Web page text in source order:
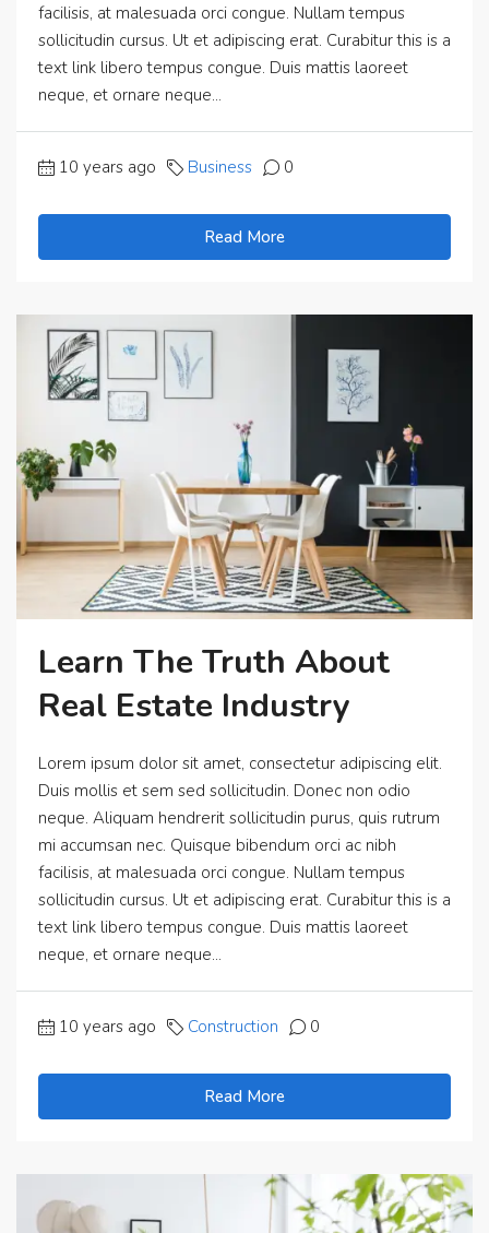
facilisis, at malesuada orci congue. Nullam tempus
sollicitudin cursus. Ut et adipiscing erat. Curabitur this is a
text link libero tempus congue. Duis mattis laoreet
neque, et ornare neque...
10 years ago Business 0
Read More
Learn The Truth About
Real Estate Industry
Lorem ipsum dolor sit amet, consectetur adipiscing elit.
Duis mollis et sem sed sollicitudin. Donec non odio
neque. Aliquam hendrerit sollicitudin purus, quis rutrum
mi accumsan nec. Quisque bibendum orci ac nibh
facilisis, at malesuada orci congue. Nullam tempus
sollicitudin cursus. Ut et adipiscing erat. Curabitur this is a
text link libero tempus congue. Duis mattis laoreet
neque, et ornare neque...
10 years ago Construction 0
Read More